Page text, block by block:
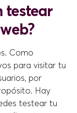
testear
Como
para visitar tu
por
Hay
testear tu